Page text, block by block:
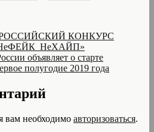
КОНКУРС
объявляет о старте
полугодие 2019 года
вам необходимо авторизоваться.